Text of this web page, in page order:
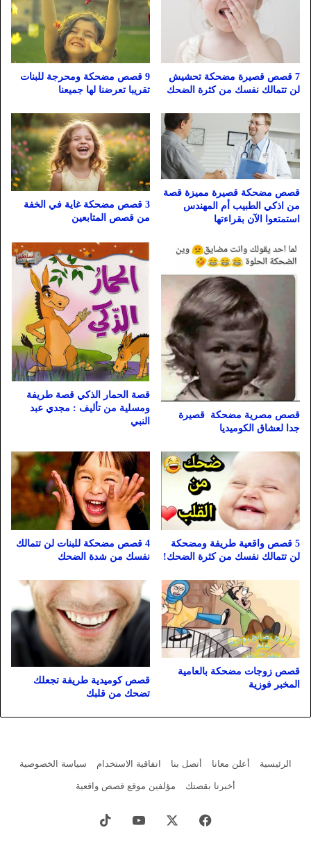
7 قصص قصيرة مضحكة تحشيش
لن تتمالك نفسك من كثرة الضحك
9 قصص مضحكة ومحرجة للبنات
تقريبا تعرضنا لها جميعنا
قصص مضحكة قصيرة مميزة قصة
من اذكي الطبيب أم المهندس
استمتعوا الآن بقراءتها
3 قصص مضحكة غاية في الخفة
من قصص المتابعين
قصص مصرية مضحكة قصيرة
جدا لعشاق الكوميديا
قصة الحمار الذكي قصة طريفة
ومسلية من تأليف : مجدي عبد
النبي
5 قصص واقعية طريفة ومضحكة
لن تتمالك نفسك من كثرة الضحك!
4 قصص مضحكة للبنات لن تتمالك
نفسك من شدة الضحك
قصص زوجات مضحكة بالعامية
المخبر فوزية
قصص كوميدية طريفة تجعلك
تضحك من قلبك
الرئيسية أعلن معانا أتصل بنا اتفاقية الاستخدام
سياسة الخصوصية
أخبرنا بقصتك
مؤلفين موقع قصص واقعية
فيسبوك يوتيوب